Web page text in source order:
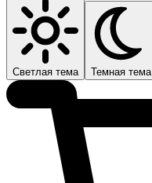
Светлая тема Темная тема